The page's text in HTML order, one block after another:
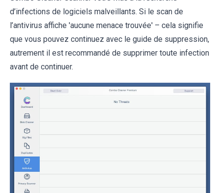
d’infections de logiciels malveillants. Si le scan de
l’antivirus affiche 'aucune menace trouvée' – cela signifie
que vous pouvez continuez avec le guide de suppression,
autrement il est recommandé de supprimer toute infection
avant de continuer.